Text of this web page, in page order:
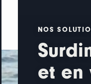
NOS
et en